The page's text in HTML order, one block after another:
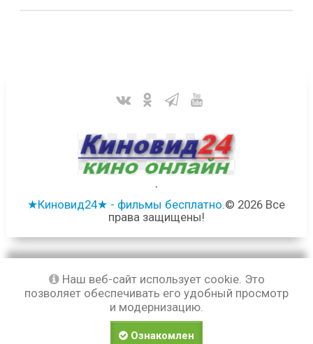
.
★Киновид24★ - фильмы бесплатно.© 2026 Все
права защищены!
Наш веб-сайт использует cookie. Это
позволяет обеспечивать его удобный просмотр
и модернизацию.
Ознакомлен